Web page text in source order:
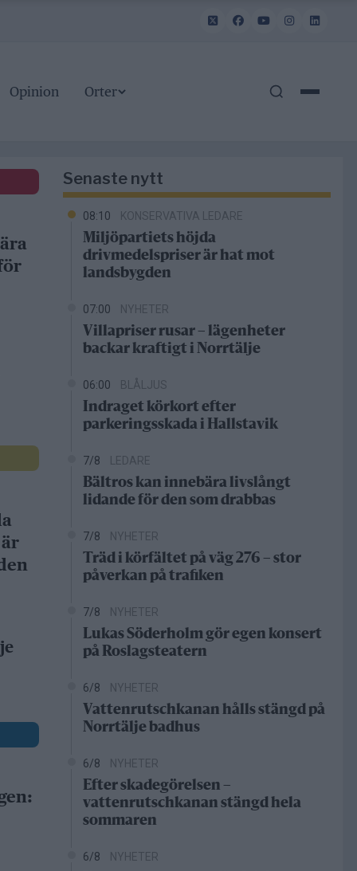
Opinion Orter
Senaste nytt
08:10 KONSERVATIVA LEDARE
Miljöpartiets höjda
drivmedelspriser är hat mot
landsbygden
07:00 NYHETER
Villapriser rusar – lägenheter
backar kraftigt i Norrtälje
06:00 BLÅLJUS
Indraget körkort efter
parkeringsskada i Hallstavik
7/8 LEDARE
Bältros kan innebära livslångt
lidande för den som drabbas
7/8 NYHETER
Träd i körfältet på väg 276 – stor
påverkan på trafiken
7/8 NYHETER
Lukas Söderholm gör egen konsert
på Roslagsteatern
6/8 NYHETER
Vattenrutschkanan hålls stängd på
Norrtälje badhus
6/8 NYHETER
Efter skadegörelsen –
vattenrutschkanan stängd hela
sommaren
6/8 NYHETER